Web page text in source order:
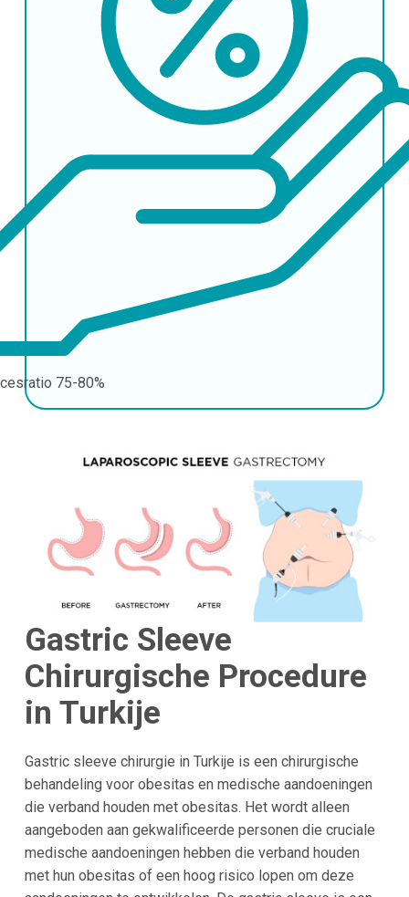
75-80%
Gastric Sleeve
Chirurgische Procedure
in Turkije
Gastric sleeve chirurgie in Turkije is een chirurgische
behandeling voor obesitas en medische aandoeningen
die verband houden met obesitas. Het wordt alleen
aangeboden aan gekwalificeerde personen die cruciale
medische aandoeningen hebben die verband houden
met hun obesitas of een hoog risico lopen om deze